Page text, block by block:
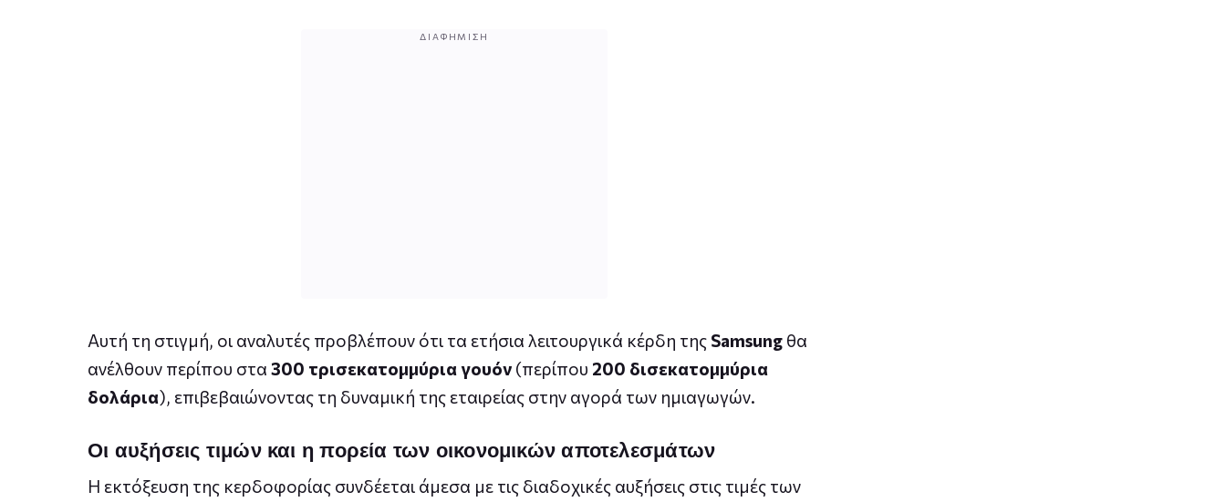
ΔΙΑΦΉΜΙΣΗ
Αυτή τη στιγμή, οι αναλυτές προβλέπουν ότι τα ετήσια λειτουργικά κέρδη της Samsung θα
ανέλθουν περίπου στα 300 τρισεκατομμύρια γουόν (περίπου 200 δισεκατομμύρια
δολάρια), επιβεβαιώνοντας τη δυναμική της εταιρείας στην αγορά των ημιαγωγών.
Οι αυξήσεις τιμών και η πορεία των οικονομικών αποτελεσμάτων
Η εκτόξευση της κερδοφορίας συνδέεται άμεσα με τις διαδοχικές αυξήσεις στις τιμές των